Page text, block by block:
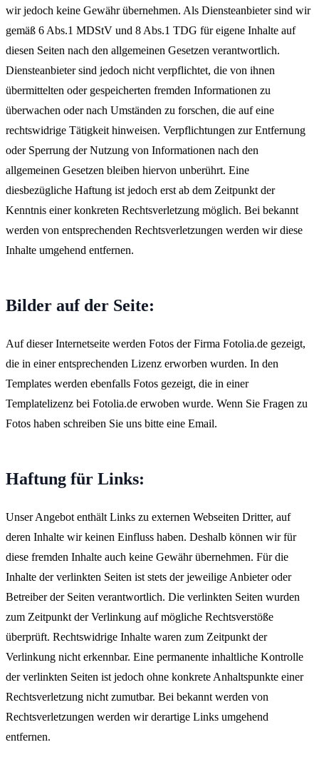
wir jedoch keine Gewähr übernehmen. Als Diensteanbieter sind wir
gemäß 6 Abs.1 MDStV und 8 Abs.1 TDG für eigene Inhalte auf
diesen Seiten nach den allgemeinen Gesetzen verantwortlich.
Diensteanbieter sind jedoch nicht verpflichtet, die von ihnen
übermittelten oder gespeicherten fremden Informationen zu
überwachen oder nach Umständen zu forschen, die auf eine
rechtswidrige Tätigkeit hinweisen. Verpflichtungen zur Entfernung
oder Sperrung der Nutzung von Informationen nach den
allgemeinen Gesetzen bleiben hiervon unberührt. Eine
diesbezügliche Haftung ist jedoch erst ab dem Zeitpunkt der
Kenntnis einer konkreten Rechtsverletzung möglich. Bei bekannt
werden von entsprechenden Rechtsverletzungen werden wir diese
Inhalte umgehend entfernen.
Bilder auf der Seite:
Auf dieser Internetseite werden Fotos der Firma Fotolia.de gezeigt,
die in einer entsprechenden Lizenz erworben wurden. In den
Templates werden ebenfalls Fotos gezeigt, die in einer
Templatelizenz bei Fotolia.de erwoben wurde. Wenn Sie Fragen zu
Fotos haben schreiben Sie uns bitte eine Email.
Haftung für Links:
Unser Angebot enthält Links zu externen Webseiten Dritter, auf
deren Inhalte wir keinen Einfluss haben. Deshalb können wir für
diese fremden Inhalte auch keine Gewähr übernehmen. Für die
Inhalte der verlinkten Seiten ist stets der jeweilige Anbieter oder
Betreiber der Seiten verantwortlich. Die verlinkten Seiten wurden
zum Zeitpunkt der Verlinkung auf mögliche Rechtsverstöße
überprüft. Rechtswidrige Inhalte waren zum Zeitpunkt der
Verlinkung nicht erkennbar. Eine permanente inhaltliche Kontrolle
der verlinkten Seiten ist jedoch ohne konkrete Anhaltspunkte einer
Rechtsverletzung nicht zumutbar. Bei bekannt werden von
Rechtsverletzungen werden wir derartige Links umgehend
entfernen.